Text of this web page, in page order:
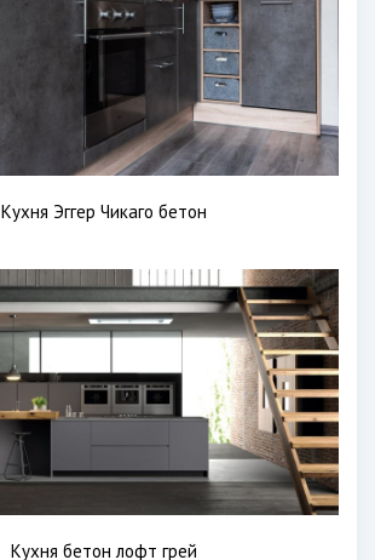
Кухня Эггер Чикаго бетон
Кухня бетон лофт грей